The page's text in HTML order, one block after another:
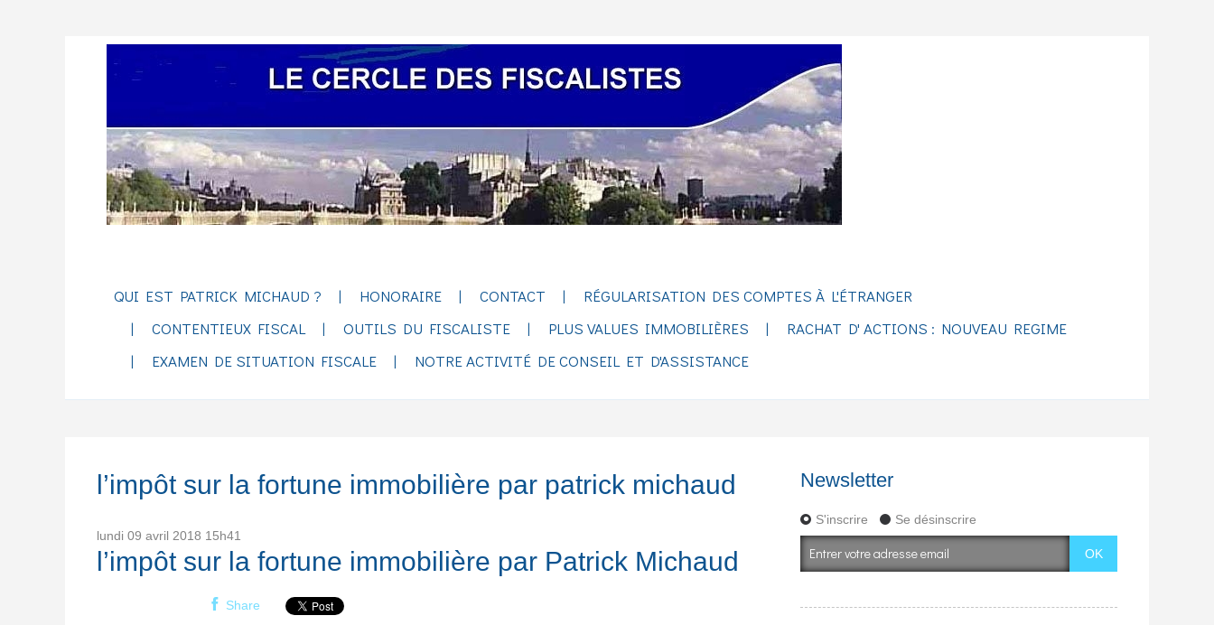
QUI EST PATRICK MICHAUD ? HONORAIRE CONTACT
RÉGULARISATION DES COMPTES À L'ÉTRANGER
CONTENTIEUX FISCAL
OUTILS DU FISCALISTE PLUS VALUES IMMOBILIÈRES
RACHAT D' ACTIONS : NOUVEAU REGIME
EXAMEN DE SITUATION FISCALE
NOTRE ACTIVITÉ DE CONSEIL ET D'ASSISTANCE
l’impôt sur la fortune immobilière par patrick michaud
lundi 09 avril 2018 15h41
l’impôt sur la fortune immobilière par Patrick Michaud
Share
Newsletter
S'inscrire Se désinscrire